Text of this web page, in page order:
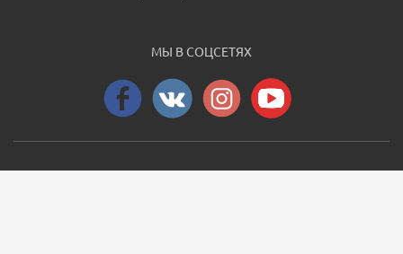
МЫ В СОЦСЕТЯХ